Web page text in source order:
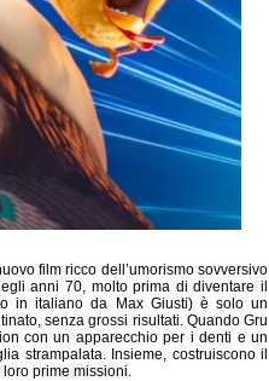
film ricco dell’umorismo sovversivo
anni 70, molto prima di diventare il
in italiano da Max Giusti) è solo un
senza grossi risultati. Quando Gru
con un apparecchio per i denti e un
strampalata. Insieme, costruiscono il
prime missioni.